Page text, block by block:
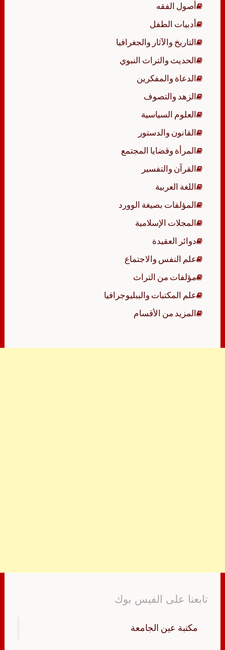
أصول الفقه
أدبيات الطفل
التاريخ والآثار والجغرافيا
الحديث والتراث النبوي
الدعاة والمفكرين
الزهد والتصوف
العلوم السياسية
القانون والدستور
المرأة وقضايا المجتمع
القرآن والتفسير
اللغة العربية
المؤلفات بصيغة الوورد
المجلات الإسلامية
دوائر العقيدة
علم النفس والاجتماع
مؤلفات من التراث
علم المكتبات والببليوجرافيا
المزيد من الأقسام
تابعنا على الفيس بوك
‏مكتبة عين الجامعة‏